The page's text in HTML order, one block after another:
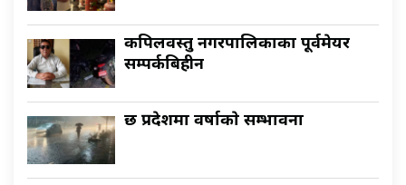
कपिलवस्तु नगरपालिकाका पूर्वमेयर
सम्पर्कबिहीन
छ प्रदेशमा वर्षाकाे सम्भावना